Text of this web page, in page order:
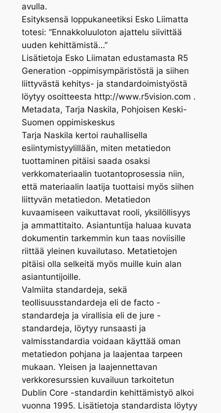
avulla.
Esityksensä loppukaneetiksi Esko Liimatta
totesi: ”Ennakkoluuloton ajattelu siivittää
uuden kehittämistä…”
Lisätietoja Esko Liimatan edustamasta R5
Generation -oppimisympäristöstä ja siihen
liittyvästä kehitys- ja standardoimistyöstä
löytyy osoitteesta http://www.r5vision.com .
Metadata, Tarja Naskila, Pohjoisen Keski-
Suomen oppimiskeskus
Tarja Naskila kertoi rauhallisella
esiintymistyylillään, miten metatiedon
tuottaminen pitäisi saada osaksi
verkkomateriaalin tuotantoprosessia niin,
että materiaalin laatija tuottaisi myös siihen
liittyvän metatiedon. Metatiedon
kuvaamiseen vaikuttavat rooli, yksilöllisyys
ja ammattitaito. Asiantuntija haluaa kuvata
dokumentin tarkemmin kun taas noviisille
riittää yleinen kuvailutaso. Metatietojen
pitäisi olla selkeitä myös muille kuin alan
asiantuntijoille.
Valmiita standardeja, sekä
teollisuusstandardeja eli de facto -
standardeja ja virallisia eli de jure -
standardeja, löytyy runsaasti ja
valmisstandardia voidaan käyttää oman
metatiedon pohjana ja laajentaa tarpeen
mukaan. Yleisen ja laajennettavan
verkkoresurssien kuvailuun tarkoitetun
Dublin Core -standardin kehittämistyö alkoi
vuonna 1995. Lisätietoja standardista löytyy